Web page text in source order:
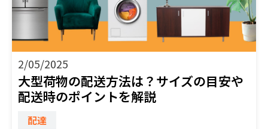
2/05/2025
大型荷物の配送方法は？サイズの目安や
配送時のポイントを解説
配達